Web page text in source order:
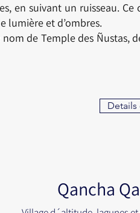
en suivant un ruisseau. Ce
lumière et d’ombres.
de Temple des Ñustas,
Details
Qancha